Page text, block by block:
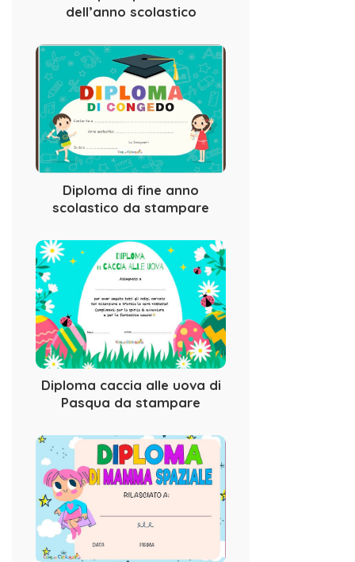
dell’anno scolastico
Diploma di fine anno
scolastico da stampare
Diploma caccia alle uova di
Pasqua da stampare